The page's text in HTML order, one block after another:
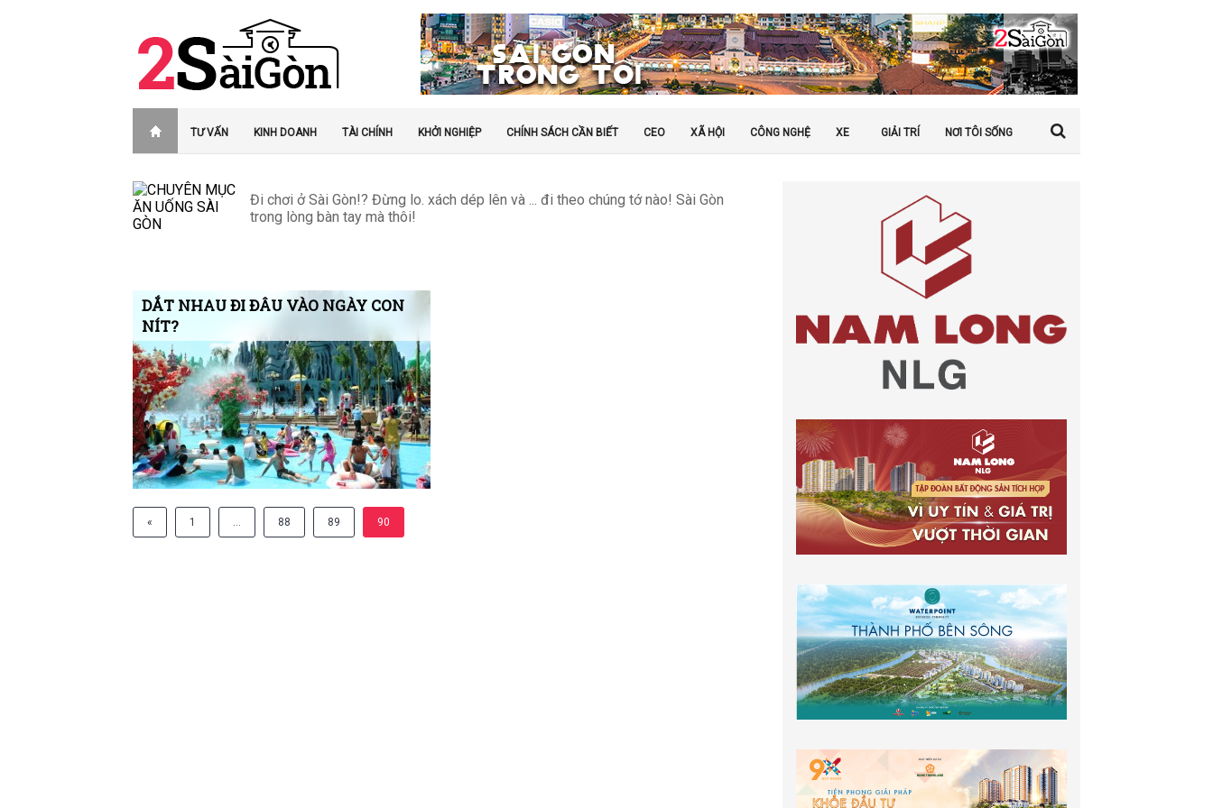
TƯ VẤN KINH DOANH TÀI CHÍNH KHỞI NGHIỆP CHÍNH SÁCH CẦN BIẾT CEO XÃ HỘI CÔNG NGHỆ XE GIẢI TRÍ NƠI TÔI SỐNG
Đi chơi ở Sài Gòn!? Đừng lo. xách dép lên và ... đi theo chúng tớ nào! Sài Gòn
trong lòng bàn tay mà thôi!
DẮT NHAU ĐI ĐÂU VÀO NGÀY CON
NÍT?
« 1 … 88 89 90